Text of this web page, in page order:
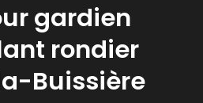
gardien
rondier
Buissière